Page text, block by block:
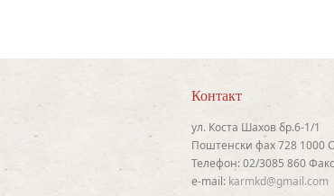
Контакт
ул. Коста Шахов бр.6-1/1
Поштенски фах 728 1000
Телефон: 02/3085 860
e-mail: karmkd@gmail.com